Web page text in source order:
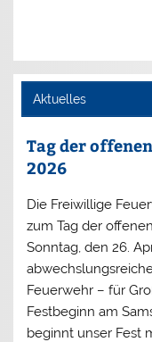
Aktuelles
Tag der
2026
Die Freiwillige
zum Tag der
Sonntag, den 26.
Feuerwehr – für
Festbeginn am
beginnt unser Fest